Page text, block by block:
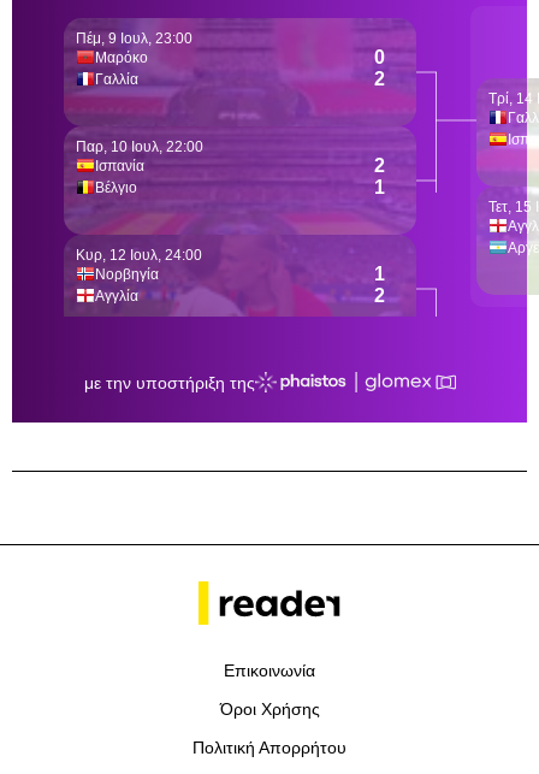
Επικοινωνία
Όροι Χρήσης
Πολιτική Απορρήτου